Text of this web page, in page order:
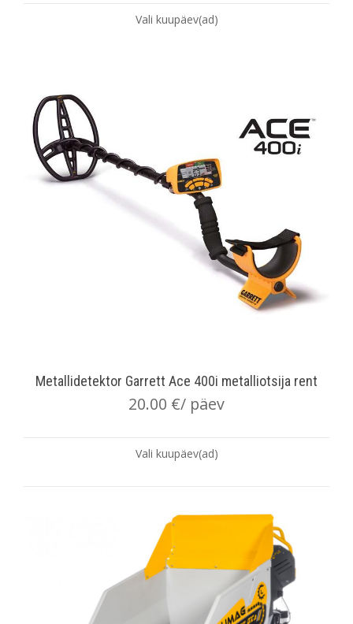
Vali kuupäev(ad)
Metallidetektor Garrett Ace 400i metalliotsija rent
20.00 €/ päev
Vali kuupäev(ad)